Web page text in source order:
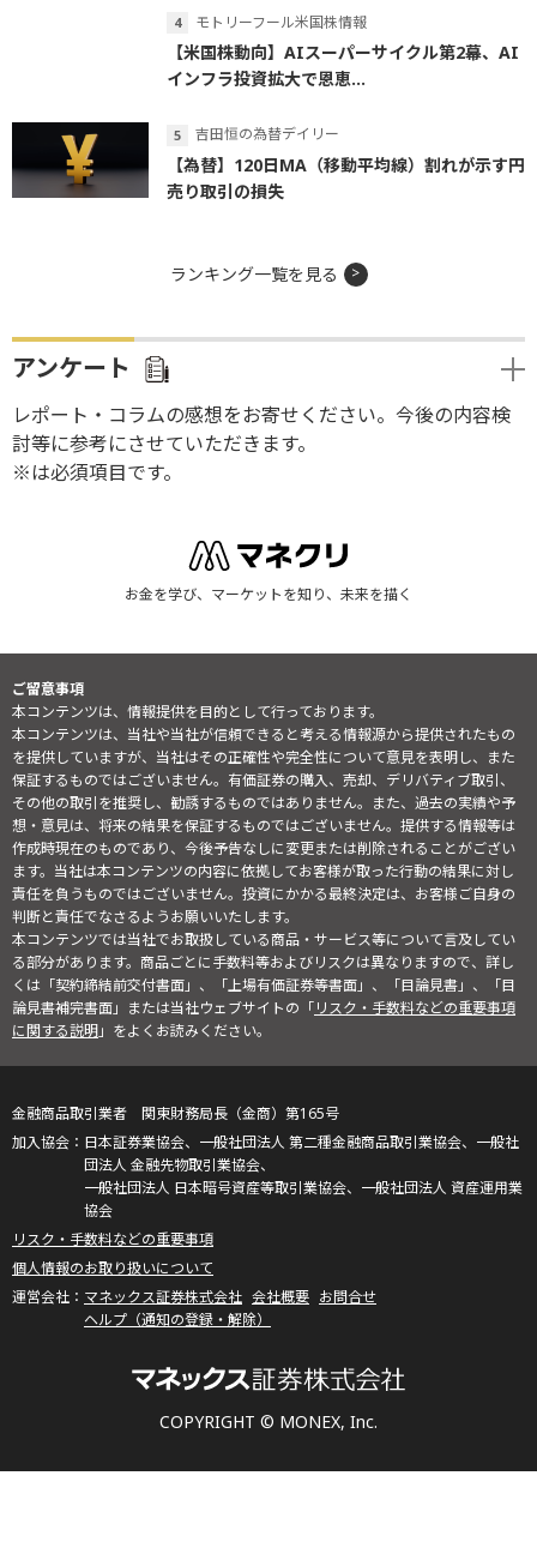
モトリーフール米国株情報
【米国株動向】AIスーパーサイクル第2幕、AI
インフラ投資拡大で恩恵...
吉田恒の為替デイリー
【為替】120日MA（移動平均線）割れが示す円
売り取引の損失
ランキング一覧を見る
アンケート
レポート・コラムの感想をお寄せください。今後の内容検
討等に参考にさせていただきます。
※は必須項目です。
お金を学び、マーケットを知り、未来を描く
ご留意事項
本コンテンツは、情報提供を目的として行っております。
本コンテンツは、当社や当社が信頼できると考える情報源から提供されたもの
を提供していますが、当社はその正確性や完全性について意見を表明し、また
保証するものではございません。有価証券の購入、売却、デリバティブ取引、
その他の取引を推奨し、勧誘するものではありません。また、過去の実績や予
想・意見は、将来の結果を保証するものではございません。提供する情報等は
作成時現在のものであり、今後予告なしに変更または削除されることがござい
ます。当社は本コンテンツの内容に依拠してお客様が取った行動の結果に対し
責任を負うものではございません。投資にかかる最終決定は、お客様ご自身の
判断と責任でなさるようお願いいたします。
本コンテンツでは当社でお取扱している商品・サービス等について言及してい
る部分があります。商品ごとに手数料等およびリスクは異なりますので、詳し
くは「契約締結前交付書面」、「上場有価証券等書面」、「目論見書」、「目
論見書補完書面」または当社ウェブサイトの「リスク・手数料などの重要事項
に関する説明」をよくお読みください。
COPYRIGHT © MONEX, Inc.
金融商品取引業者 関東財務局長（金商）第165号
日本証券業協会、一般社団法人 第二種金融商品取引業協会、一般社
団法人 金融先物取引業協会、
一般社団法人 日本暗号資産等取引業協会、一般社団法人 資産運用業
協会
リスク・手数料などの重要事項
個人情報のお取り扱いについて
マネックス証券株式会社 会社概要 お問合せ
ヘルプ（通知の登録・解除）